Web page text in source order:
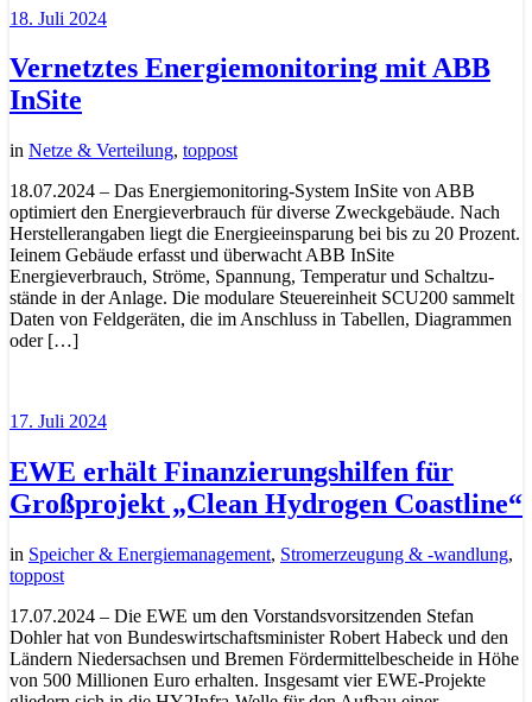
18. Juli 2024
Vernetztes Energiemonitoring mit ABB
InSite
in Netze & Verteilung, toppost
18.07.2024 – Das Energiemonitoring-System InSite von ABB
optimiert den Energieverbrauch für diverse Zweckgebäude. Nach
Herstellerangaben liegt die Energieeinsparung bei bis zu 20 Prozent.
Ieinem Gebäude erfasst und überwacht ABB InSite
Energieverbrauch, Ströme, Spannung, Temperatur und Schaltzu-
stände in der Anlage. Die modulare Steuereinheit SCU200 sammelt
Daten von Feldgeräten, die im Anschluss in Tabellen, Diagrammen
oder […]
17. Juli 2024
EWE erhält Finanzierungshilfen für
Großprojekt „Clean Hydrogen Coastline“
in Speicher & Energiemanagement, Stromerzeugung & -wandlung,
toppost
17.07.2024 – Die EWE um den Vorstandsvorsitzenden Stefan
Dohler hat von Bundeswirtschaftsminister Robert Habeck und den
Ländern Niedersachsen und Bremen Fördermittelbescheide in Höhe
von 500 Millionen Euro erhalten. Insgesamt vier EWE-Projekte